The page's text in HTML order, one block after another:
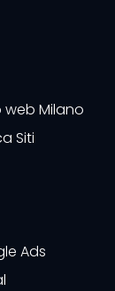
web Milano
Siti
Ads